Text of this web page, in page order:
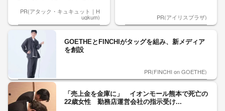
PR(アタック・キュキュット｜H
ugkum) PR(アイリスプラザ)
GOETHEとFINCHIがタッグを組み、新メディア
を創設
PR(FINCHI on GOETHE)
「売上金を金庫に」 イオンモール熊本で死亡の
22歳女性 勤務店運営会社の指示受け...